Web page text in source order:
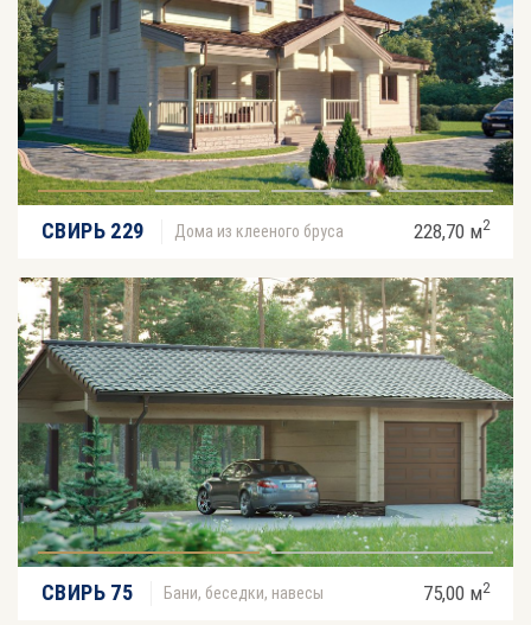
СВИРЬ 229 Дома из клееного бруса 228,70 м2
СВИРЬ 75 Бани, беседки, навесы 75,00 м2